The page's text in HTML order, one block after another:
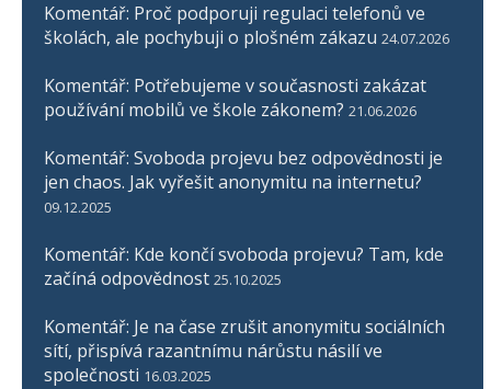
Komentář: Proč podporuji regulaci telefonů ve
školách, ale pochybuji o plošném zákazu 24.07.2026
Komentář: Potřebujeme v současnosti zakázat
používání mobilů ve škole zákonem? 21.06.2026
Komentář: Svoboda projevu bez odpovědnosti je
jen chaos. Jak vyřešit anonymitu na internetu?
09.12.2025
Komentář: Kde končí svoboda projevu? Tam, kde
začíná odpovědnost 25.10.2025
Komentář: Je na čase zrušit anonymitu sociálních
sítí, přispívá razantnímu nárůstu násilí ve
společnosti 16.03.2025